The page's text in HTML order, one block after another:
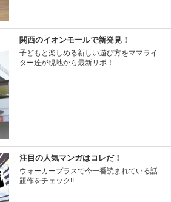
関西のイオンモールで新発見！
子どもと楽しめる新しい遊び方をママライ
ター達が現地から最新リポ！
注目の人気マンガはコレだ！
ウォーカープラスで今一番読まれている話
題作をチェック!!